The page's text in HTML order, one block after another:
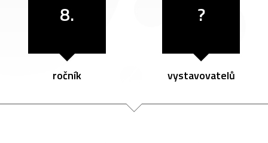
8.
ročník
?
vystavovatelů